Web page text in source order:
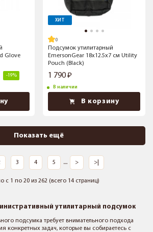
Glove
-19%
ХИТ
Подсумок утилитарный
EmersonGear 18х12.5х7 см Utility
Pouch (Black)
1 790
В наличии
В корзину
Показать ещё
3 4 5 .... > >|
с 1 по 20 из 262 (всего 14 страниц)
утилитарный подсумок
подсумка требует внимательного подхода
конкретных задач, которые вы собираетесь с